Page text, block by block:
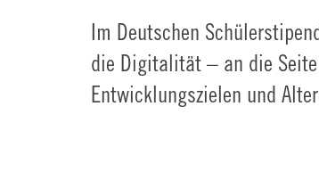
Im Deutschen
die Digitalität – an die
Entwicklungszielen und